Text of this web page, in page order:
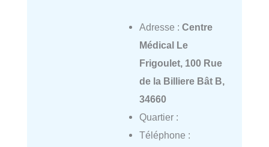
Adresse : Centre
Médical Le
Frigoulet, 100 Rue
de la Billiere Bât B,
34660
Quartier :
Téléphone :